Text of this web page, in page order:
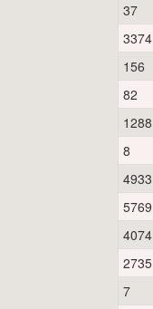
37
3374
156
82
1288
8
4933
5769
4074
2735
7